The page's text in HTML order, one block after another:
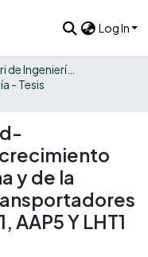
Log In
Facultad Barberi de Ingeniería, Diseño y Ciencias Aplicadas
- Tesis
y de la
Y LHT1